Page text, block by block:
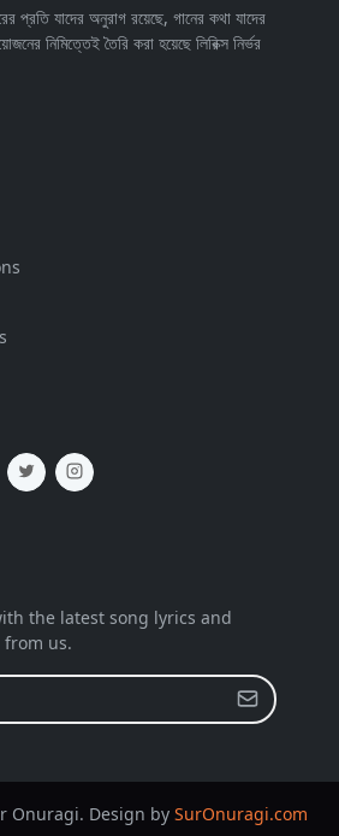
প্রতি যাদের অনুরাগ রয়েছে, গানের কথা যাদের
নিমিত্তেই তৈরি করা হয়েছে লিরিক্স নির্ভর
the latest song lyrics and
us.
Onuragi. Design by SurOnuragi.com